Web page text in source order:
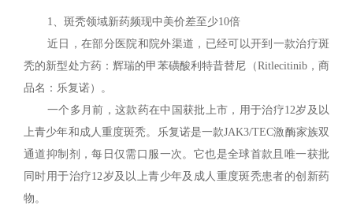
1、斑秃领域新药频现中美价差至少10倍
近日，在部分医院和院外渠道，已经可以开到一款治疗斑
秃的新型处方药：辉瑞的甲苯磺酸利特昔替尼（Ritlecitinib，商
品名：乐复诺）。
一个多月前，这款药在中国获批上市，用于治疗12岁及以
上青少年和成人重度斑秃。乐复诺是一款JAK3/TEC激酶家族双
通道抑制剂，每日仅需口服一次。它也是全球首款且唯一获批
同时用于治疗12岁及以上青少年及成人重度斑秃患者的创新药
物。